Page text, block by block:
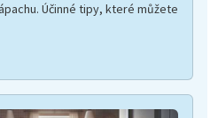
Účinné tipy, které můžete